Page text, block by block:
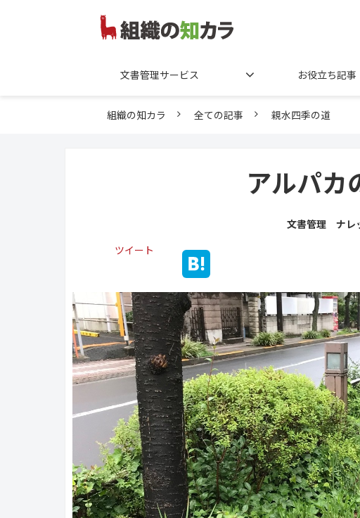
文書管理サービス お役立ち記事
組織の知カラ 全ての記事 親水四季の道
アルパカ
文書管理 ナレ
ツイート